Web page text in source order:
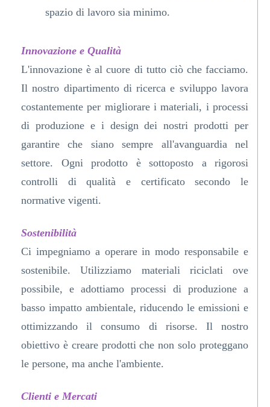
spazio di lavoro sia minimo.
Innovazione e Qualità
L'innovazione è al cuore di tutto ciò che facciamo.
Il nostro dipartimento di ricerca e sviluppo lavora
costantemente per migliorare i materiali, i processi
di produzione e i design dei nostri prodotti per
garantire che siano sempre all'avanguardia nel
settore. Ogni prodotto è sottoposto a rigorosi
controlli di qualità e certificato secondo le
normative vigenti.
Sostenibilità
Ci impegniamo a operare in modo responsabile e
sostenibile. Utilizziamo materiali riciclati ove
possibile, e adottiamo processi di produzione a
basso impatto ambientale, riducendo le emissioni e
ottimizzando il consumo di risorse. Il nostro
obiettivo è creare prodotti che non solo proteggano
le persone, ma anche l'ambiente.
Clienti e Mercati